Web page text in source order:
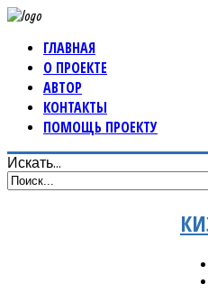
ГЛАВНАЯ
О ПРОЕКТЕ
АВТОР
КОНТАКТЫ
ПОМОЩЬ ПРОЕКТУ
Искать...